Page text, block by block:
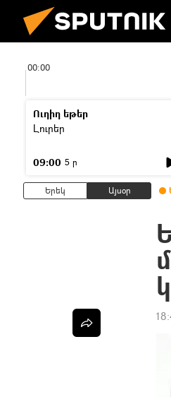
00:00
Ուղիղ եթեր
Լուրեր
09:00 5 ր
Երեկ Այսօր